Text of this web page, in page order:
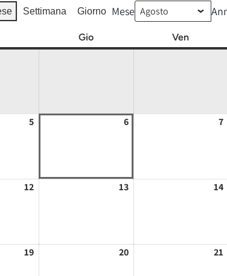
Settimana Giorno Mese
mercoledì Giogiovedì Ven
505/08/2026 606/08/2026 7
1212/08/2026 1313/08/2026 14
1919/08/2026 2020/08/2026 21